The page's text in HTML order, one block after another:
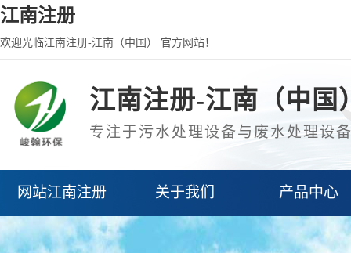
江南注册
欢迎光临江南注册-江南（中国） 官方网站！
江南注册-江南（中国
专注于污水处理设备与废水处理设
网站江南注册 关于我们 产品中心